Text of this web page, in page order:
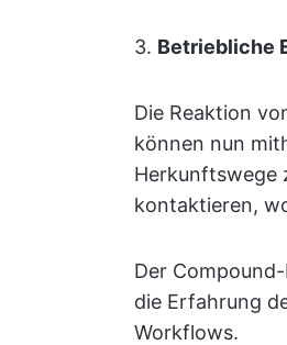
3. Betriebliche
Die Reaktion
können nun
Herkunftswege
kontaktieren,
Der
die Erfahrung
Workflows.